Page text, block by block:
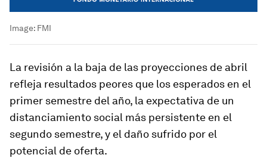
Image: FMI
La revisión a la baja de las proyecciones de abril
refleja resultados peores que los esperados en el
primer semestre del año, la expectativa de un
distanciamiento social más persistente en el
segundo semestre, y el daño sufrido por el
potencial de oferta.